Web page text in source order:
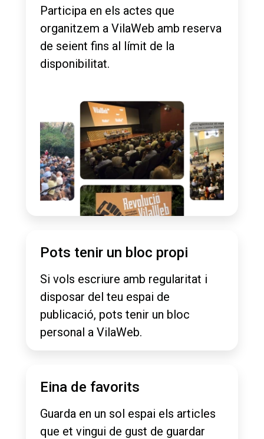
Participa en els actes que
organitzem a VilaWeb amb reserva
de seient fins al límit de la
disponibilitat.
Pots tenir un bloc propi
Si vols escriure amb regularitat i
disposar del teu espai de
publicació, pots tenir un bloc
personal a VilaWeb.
Eina de favorits
Guarda en un sol espai els articles
que et vingui de gust de guardar